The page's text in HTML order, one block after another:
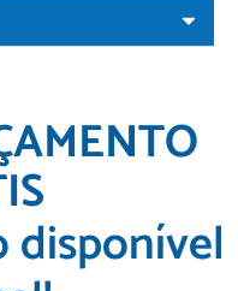
disponível